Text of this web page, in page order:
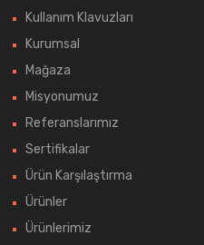
Kullanım Klavuzları
Kurumsal
Mağaza
Misyonumuz
Referanslarımız
Sertifikalar
Ürün Karşılaştırma
Ürünler
Ürünlerimiz